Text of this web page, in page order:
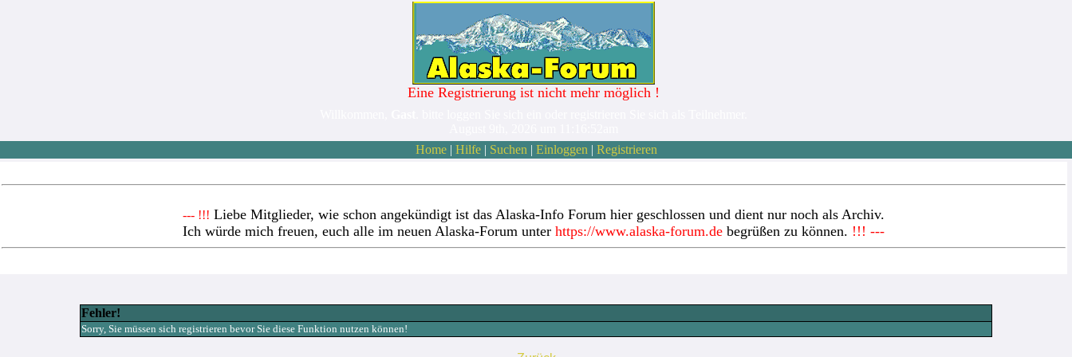
Eine Registrierung ist nicht mehr möglich !
Home| Hilfe| Suchen | Einloggen | Registrieren
--- !!! Liebe Mitglieder, wie schon angekündigt ist das Alaska-Info Forum hier geschlossen und dient nur noch als Archiv.
Ich würde mich freuen, euch alle im neuen Alaska-Forum unter https://www.alaska-forum.de begrüßen zu können. !!! ---
Fehler!
Sorry, Sie müssen sich registrieren bevor Sie diese Funktion nutzen können!